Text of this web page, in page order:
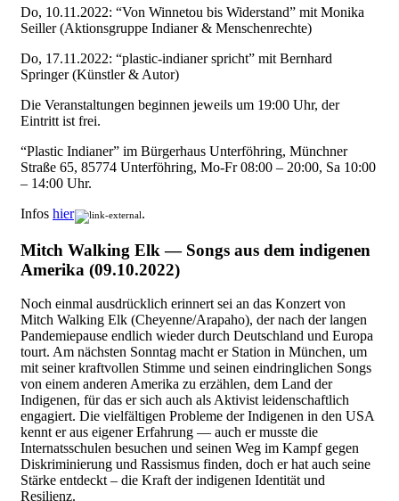
Do, 10.11.2022: “Von Winnetou bis Widerstand” mit Monika
Seiller (Aktionsgruppe Indianer & Menschenrechte)
Do, 17.11.2022: “plastic-indianer spricht” mit Bernhard
Springer (Künstler & Autor)
Die Veranstaltungen beginnen jeweils um 19:00 Uhr, der
Eintritt ist frei.
“Plastic Indianer” im Bürgerhaus Unterföhring, Münchner
Straße 65, 85774 Unterföhring, Mo-Fr 08:00 – 20:00, Sa 10:00
– 14:00 Uhr.
Infos hier .
Mitch Walking Elk — Songs aus dem indigenen
Amerika (09.10.2022)
Noch einmal ausdrücklich erinnert sei an das Konzert von
Mitch Walking Elk (Cheyenne/Arapaho), der nach der langen
Pandemiepause endlich wieder durch Deutschland und Europa
tourt. Am nächsten Sonntag macht er Station in München, um
mit seiner kraftvollen Stimme und seinen eindringlichen Songs
von einem anderen Amerika zu erzählen, dem Land der
Indigenen, für das er sich auch als Aktivist leidenschaftlich
engagiert. Die vielfältigen Probleme der Indigenen in den USA
kennt er aus eigener Erfahrung — auch er musste die
Internatsschulen besuchen und seinen Weg im Kampf gegen
Diskriminierung und Rassismus finden, doch er hat auch seine
Stärke entdeckt – die Kraft der indigenen Identität und
Resilienz.